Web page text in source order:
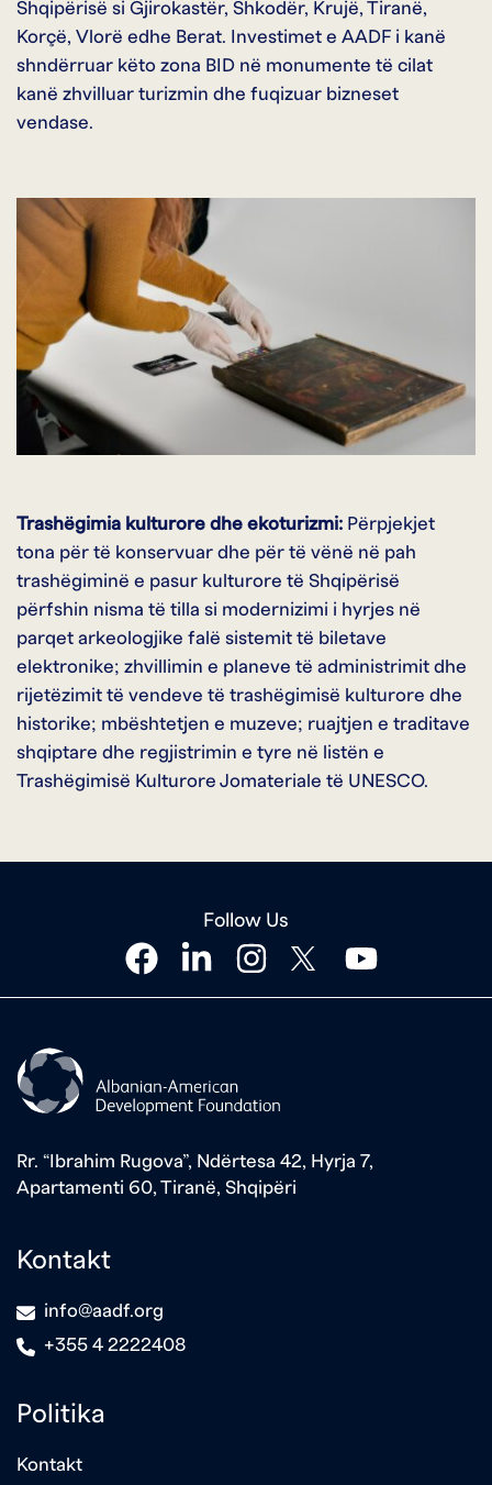
Shqipërisë si Gjirokastër, Shkodër, Krujë, Tiranë,
Korçë, Vlorë edhe Berat. Investimet e AADF i kanë
shndërruar këto zona BID në monumente të cilat
kanë zhvilluar turizmin dhe fuqizuar bizneset
vendase.
Trashëgimia kulturore dhe ekoturizmi: Përpjekjet
tona për të konservuar dhe për të vënë në pah
trashëgiminë e pasur kulturore të Shqipërisë
përfshin nisma të tilla si modernizimi i hyrjes në
parqet arkeologjike falë sistemit të biletave
elektronike; zhvillimin e planeve të administrimit dhe
rijetëzimit të vendeve të trashëgimisë kulturore dhe
historike; mbështetjen e muzeve; ruajtjen e traditave
shqiptare dhe regjistrimin e tyre në listën e
Trashëgimisë Kulturore Jomateriale të UNESCO.
Follow Us
facebooklinkedininstagramtwitter youtube
Rr. “Ibrahim Rugova”, Ndërtesa 42, Hyrja 7,
Apartamenti 60, Tiranë, Shqipëri
Kontakt
icon info@aadf.org
icon
+355 4 2222408
Politika
Kontakt